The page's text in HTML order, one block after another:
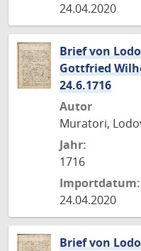
24.04.2020
Brief von
Gottfried
24.6.1716
Autor
Muratori,
Jahr:
1716
Importdatum:
24.04.2020
Brief von